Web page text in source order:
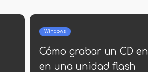
teléfono Android se
rápidamente